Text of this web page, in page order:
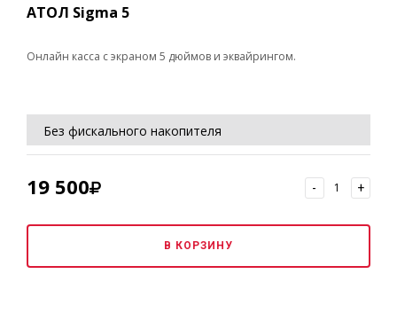
АТОЛ Sigma 5
Онлайн касса с экраном 5 дюймов и эквайрингом.
Без фискального накопителя
19 500 - +
В КОРЗИНУ